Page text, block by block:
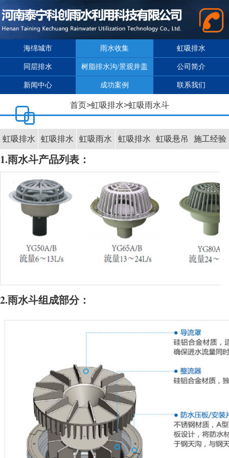
海绵城市 雨水收集 虹吸排水
同层排水 树脂排水沟/景观井盖 公司简介
新闻中心 成功案例 联系我们
首页>虹吸排水>虹吸雨水斗
虹吸排水
原理
虹吸排水
计算软件
虹吸雨水 虹吸排水 虹吸悬吊 施工经验
1.雨水斗产品列表：
2.雨水斗组成部分：